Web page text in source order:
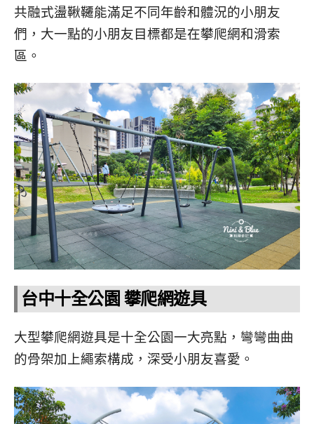
共融式盪鞦韆能滿足不同年齡和體況的小朋友
們，大一點的小朋友目標都是在攀爬網和滑索
區。
台中十全公園 攀爬網遊具
大型攀爬網遊具是十全公園一大亮點，彎彎曲曲
的骨架加上繩索構成，深受小朋友喜愛。